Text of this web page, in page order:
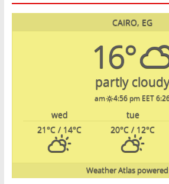
CAIRO, EG
16°
partly
6:26
4:56 pm EET
tue
wed
20°C / 12°C
21°C / 14°C
Weather Atlas